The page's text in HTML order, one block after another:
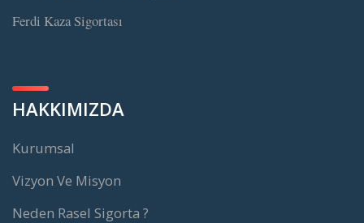
Ferdi Kaza Sigortası
HAKKIMIZDA
Kurumsal
Vizyon Ve Misyon
Neden Rasel Sigorta ?